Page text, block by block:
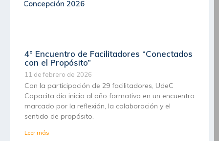
4° Encuentro de Facilitadores “Conectados
con el Propósito”
11 de febrero de 2026
Con la participación de 29 facilitadores, UdeC
Capacita dio inicio al año formativo en un encuentro
marcado por la reflexión, la colaboración y el
sentido de propósito.
Leer más